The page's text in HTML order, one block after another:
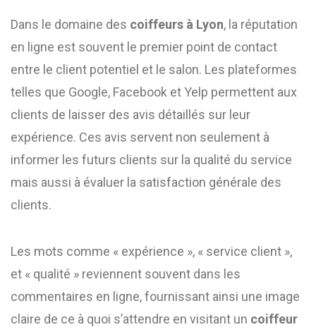
Dans le domaine des coiffeurs à Lyon, la réputation
en ligne est souvent le premier point de contact
entre le client potentiel et le salon. Les plateformes
telles que Google, Facebook et Yelp permettent aux
clients de laisser des avis détaillés sur leur
expérience. Ces avis servent non seulement à
informer les futurs clients sur la qualité du service
mais aussi à évaluer la satisfaction générale des
clients.
Les mots comme « expérience », « service client »,
et « qualité » reviennent souvent dans les
commentaires en ligne, fournissant ainsi une image
claire de ce à quoi s’attendre en visitant un coiffeur